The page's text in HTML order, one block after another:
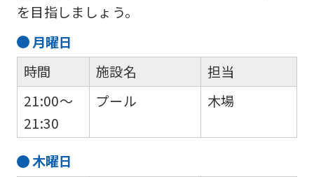
を目指しましょう。
月曜日
時間
21:00～
21:30
施設名
プール
担当
木場
木曜日
official
website
translated